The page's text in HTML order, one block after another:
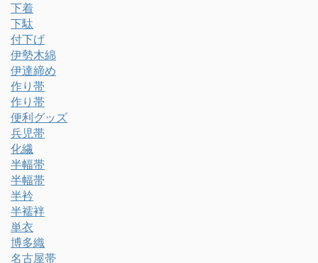
下着
下駄
付下げ
伊勢木綿
伊達締め
作り帯
作り帯
便利グッズ
兵児帯
化繊
半幅帯
半幅帯
半衿
半襦袢
単衣
博多織
名古屋帯